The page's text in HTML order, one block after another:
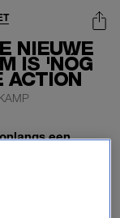
NIEUWE
IS 'NÓG
ACTION
een
zijn
en dat zijn er
anders